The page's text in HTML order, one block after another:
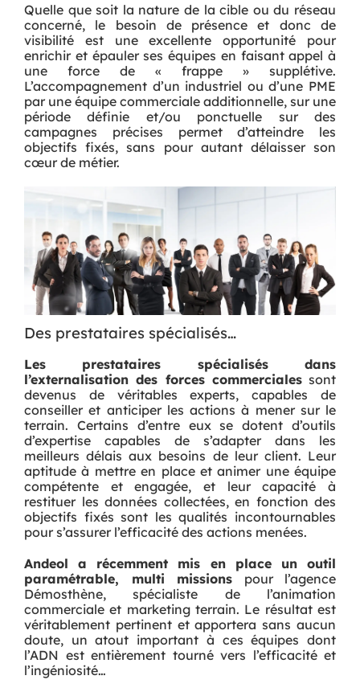
Quelle que soit la nature de la cible ou du réseau
concerné, le besoin de présence et donc de
visibilité est une excellente opportunité pour
enrichir et épauler ses équipes en faisant appel à
une force de « frappe » supplétive.
L’accompagnement d’un industriel ou d’une PME
par une équipe commerciale additionnelle, sur une
période définie et/ou ponctuelle sur des
campagnes précises permet d’atteindre les
objectifs fixés, sans pour autant délaisser son
cœur de métier.
Des prestataires spécialisés…
Les prestataires spécialisés dans
l’externalisation des forces commercialessont
devenus de véritables experts, capables de
conseiller et anticiper les actions à mener sur le
terrain. Certains d’entre eux se dotent d’outils
d’expertise capables de s’adapter dans les
meilleurs délais aux besoins de leur client. Leur
aptitude à mettre en place et animer une équipe
compétente et engagée, et leur capacité à
restituer les données collectées, en fonction des
objectifs fixés sont les qualités incontournables
pour s’assurer l’efficacité des actions menées.
Andeol a récemment mis en place un outil
paramétrable, multi missions pour l’agence
Démosthène, spécialiste de l’animation
commerciale et marketing terrain. Le résultat est
véritablement pertinent et apportera sans aucun
doute, un atout important à ces équipes dont
l’ADN est entièrement tourné vers l’efficacité et
l’ingéniosité…